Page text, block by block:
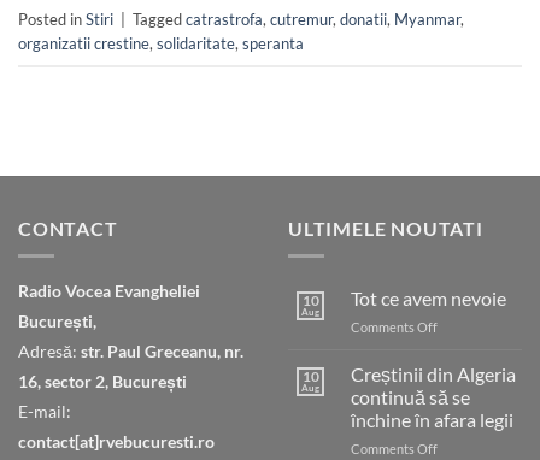
Posted inStiri Taggedcatrastrofa, cutremur, donatii, Myanmar,
organizatii crestine, solidaritate, speranta
CONTACT
Radio Vocea Evangheliei
București,
Adresă: str. Paul Greceanu, nr.
16, sector 2, București
E-mail:
contact[at]rvebucuresti.ro
ULTIMELE NOUTATI
10
Aug
Tot ce avem nevoie
Comments Offon
ce
avem
nevoie
10
Aug
Creștinii din Algeria
continuă să se
închine în afara legii
Comments Offon